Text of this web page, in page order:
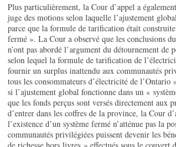
Plus particulièrement, la Cour d’appel a
juge des motions selon laquelle l’ajustement
parce que la formule de tarification était
fermé ». La Cour a observé que les conclusions
n’ont pas abordé l’argument du détournement de
selon lequel la formule de tarification de
fournir un surplus inattendu aux communautés
tous les consommateurs d’électricité de
si l’ajustement global fonctionne dans un «
que les fonds perçus sont versés directement aux
d’entrer dans les coffres de la province, la Cour
l’existence d’un système fermé n’atténue pas la
communautés privilégiées puissent devenir les
de richesse hors livres » effectués sous le couvert